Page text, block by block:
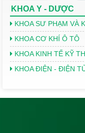
KHOA Y - DƯỢC
KHOA SƯ PHẠM VÀ
KHOA CƠ KHÍ Ô TÔ
KHOA KINH TẾ KỸ
KHOA ĐIỆN - ĐIỆN